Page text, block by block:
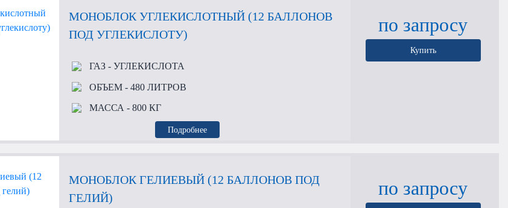
МОНОБЛОК УГЛЕКИСЛОТНЫЙ (12 БАЛЛОНОВ
ПОД УГЛЕКИСЛОТУ)
ГАЗ- УГЛЕКИСЛОТА
ОБЪЕМ- 480 ЛИТРОВ
МАССА - 800 КГ
Подробнее
по запросу
Купить
МОНОБЛОК ГЕЛИЕВЫЙ (12 БАЛЛОНОВ ПОД
ГЕЛИЙ)
по запросу